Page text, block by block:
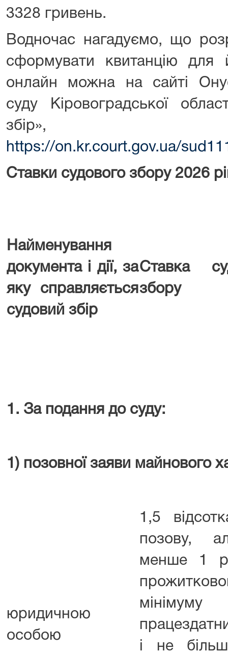
3328 гривень.
Водночас нагадуємо, що
сформувати квитанцію для
онлайн можна на сайті
суду Кіровоградської
збір»,
https://on.kr.court.gov.ua/
Ставки судового збору 2026
Найменування
документа і дії, за
яку справляється
судовий збір
Ставка
збору
1. За подання до суду:
1) позовної заяви майнового
юридичною
особою
1,5
позову,
менше 1
і не